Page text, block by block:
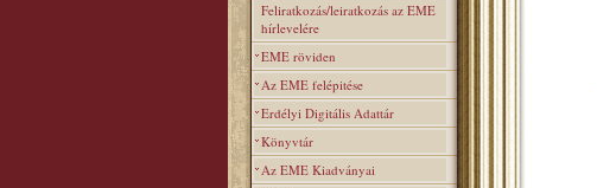
Feliratkozás/leiratkozás az EME
hírlevelére
EME röviden
Az EME felépitése
Erdélyi Digitális Adattár
Könyvtár
Az EME Kiadványai